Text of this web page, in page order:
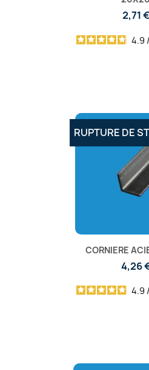
2,71 €
4.9 /
CORNIERE
4,26
4.9 /
RUPTURE DE